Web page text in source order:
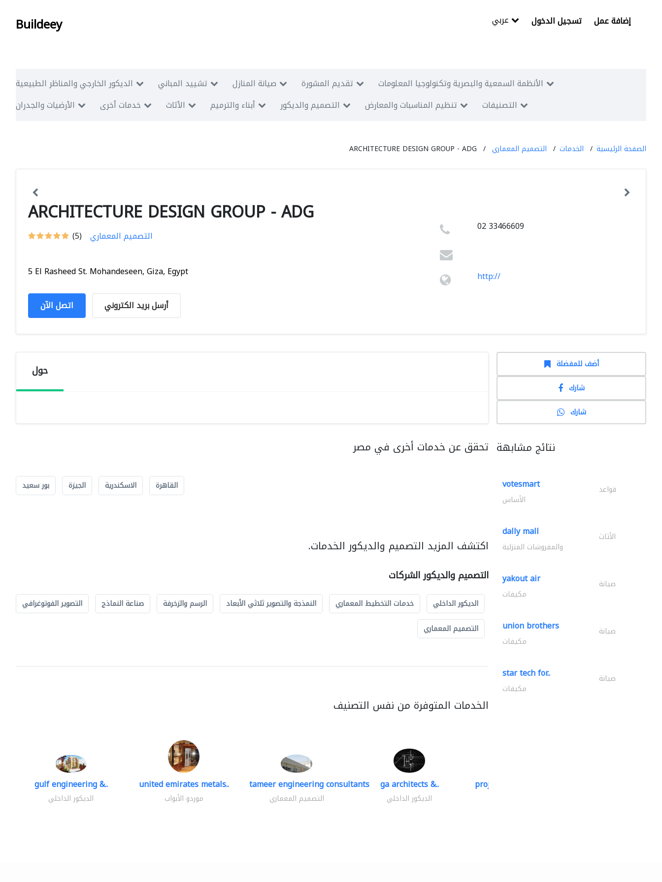
Buildeey تسجيل الدخول إضافة عمل
الديكور الخارجي والمناظر الطبيعية تشييد المباني صيانة المنازل تقديم المشورة
الأنظمة السمعية والبصرية وتكنولوجيا المعلومات
الأرضيات والجدران
خدمات أخرى الأثاث أبناء والترميم التصميم والديكور تنظيم المناسبات والمعارض التصنيفات
الصفحة الرئيسية الخدمات التصميم المعماري ARCHITECTURE DESIGN GROUP - ADG
ARCHITECTURE DESIGN GROUP - ADG
(5) التصميم المعماري
5 El Rasheed St. Mohandeseen, Giza, Egypt
اتصل الآن أرسل بريد الكتروني
02 33466609
http://
حول
تحقق عن خدمات أخرى في مصر
القاهرة الاسكندرية الجيزة بور سعيد
اكتشف المزيد التصميم والديكور الخدمات.
التصميم والديكور الشركات
الديكور الداخلي خدمات التخطيط المعماري النمذجة والتصوير ثلاثي الأبعاد الرسم والزخرفة صناعة النماذج
التصوير الفوتوغرافي
التصميم المعماري
الخدمات المتوفرة من نفس التصنيف
gulf engineering &..
الديكور الداخلي
united emirates metals..
موردو الأبواب
tameer engineering consultants
التصميم المعماري
ga architects &..
الديكور الداخلي
projeco contracting interior..
أضف للمفضلة
شارك
شارك
نتائج مشابهة
votesmart قواعد
الأساس
dally mall الأثاث
والمفروشات المنزلية
yakout air صيانة
مكيفات
union brothers صيانة
مكيفات
star tech for.. صيانة
مكيفات